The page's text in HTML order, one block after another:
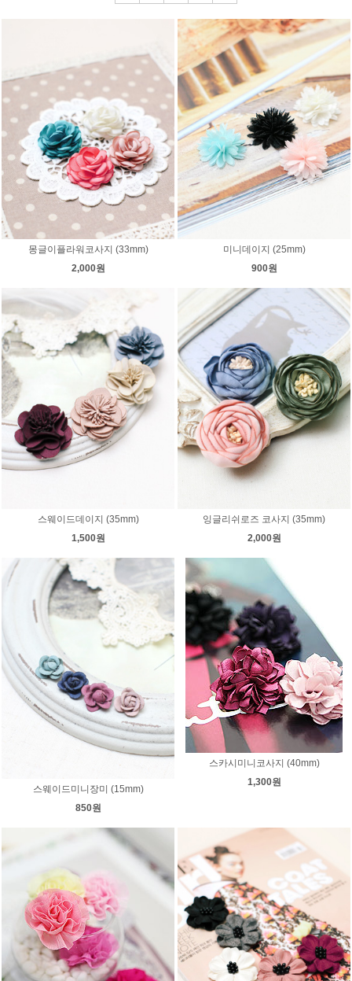
몽글이플라워코사지 (33mm)
2,000원
미니데이지 (25mm)
900원
스웨이드데이지 (35mm)
1,500원
잉글리쉬로즈 코사지 (35mm)
2,000원
스웨이드미니장미 (15mm)
850원
스카시미니코사지 (40mm)
1,300원